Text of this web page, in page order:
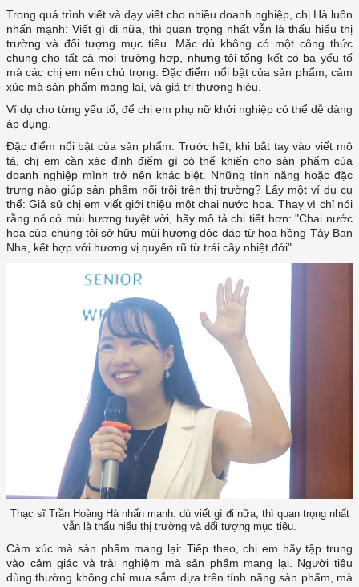
Trong quá trình viết và dạy viết cho nhiều doanh nghiệp, chị Hà luôn
nhấn mạnh: Viết gì đi nữa, thì quan trọng nhất vẫn là thấu hiểu thị
trường và đối tượng mục tiêu. Mặc dù không có một công thức
chung cho tất cả mọi trường hợp, nhưng tôi tổng kết có ba yếu tố
mà các chị em nên chú trọng: Đặc điểm nổi bật của sản phẩm, cảm
xúc mà sản phẩm mang lại, và giá trị thương hiệu.
Ví dụ cho từng yếu tố, để chị em phụ nữ khởi nghiệp có thể dễ dàng
áp dụng.
Đặc điểm nổi bật của sản phẩm: Trước hết, khi bắt tay vào viết mô
tả, chị em cần xác định điểm gì có thể khiến cho sản phẩm của
doanh nghiệp mình trở nên khác biệt. Những tính năng hoặc đặc
trưng nào giúp sản phẩm nổi trội trên thị trường? Lấy một ví dụ cụ
thể: Giả sử chị em viết giới thiệu một chai nước hoa. Thay vì chỉ nói
rằng nó có mùi hương tuyệt vời, hãy mô tả chi tiết hơn: "Chai nước
hoa của chúng tôi sở hữu mùi hương độc đáo từ hoa hồng Tây Ban
Nha, kết hợp với hương vị quyến rũ từ trái cây nhiệt đới".
Thạc sĩ Trần Hoàng Hà nhấn mạnh: dù viết gì đi nữa, thì quan trọng nhất
vẫn là thấu hiểu thị trường và đối tượng mục tiêu.
Cảm xúc mà sản phẩm mang lại: Tiếp theo, chị em hãy tập trung
vào cảm giác và trải nghiệm mà sản phẩm mang lại. Người tiêu
dùng thường không chỉ mua sắm dựa trên tính năng sản phẩm, mà